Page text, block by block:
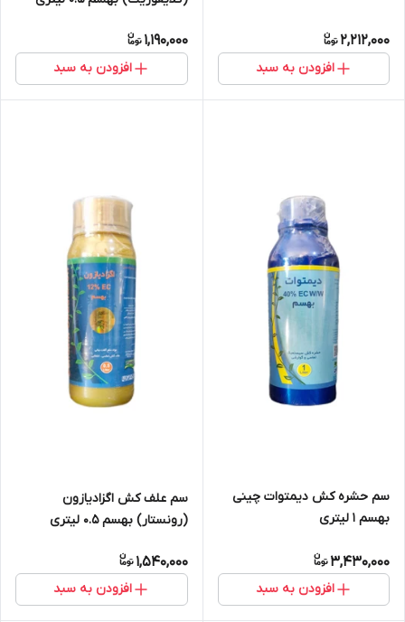
2,212,000
افزودن به سبد
1,190,000
افزودن به سبد
سم حشره کش دیمتوات چینی
بهسم 1 لیتری
3,430,000
افزودن به سبد
سم علف کش اگزادیازون
(رونستار) بهسم 0.5 لیتری
1,540,000
افزودن به سبد